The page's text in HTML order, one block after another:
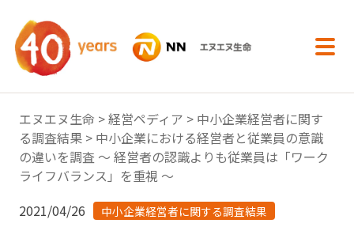
エヌエヌ生命 >経営ペディア > 中小企業経営者に関す
る調査結果 > 中小企業における経営者と従業員の意識
の違いを調査 ～ 経営者の認識よりも従業員は「ワーク
ライフバランス」を重視 ～
2021/04/26
中小企業経営者に関する調査結果